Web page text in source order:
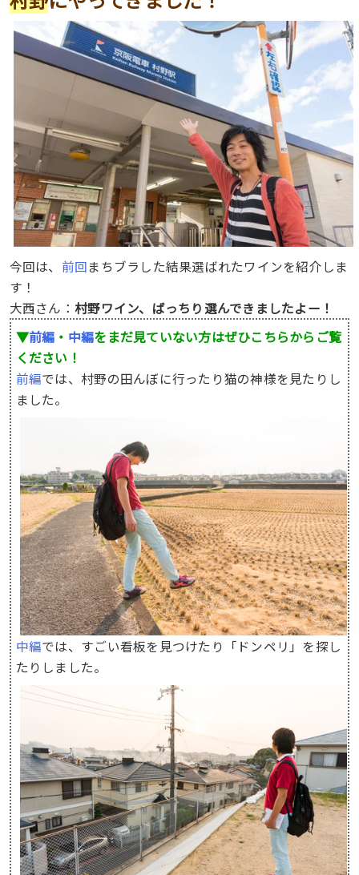
今回は、 前回まちブラした結果選ばれたワインを紹介しま
す！
大西さん： 村野ワイン、ばっちり選んできましたよー！
▼前編 ・ 中編をまだ見ていない方はぜひこちらからご覧
ください！
前編では、村野の田んぼに行ったり猫の神様を見たりし
ました。
中編では、すごい看板を見つけたり「ドンペリ」を探し
たりしました。